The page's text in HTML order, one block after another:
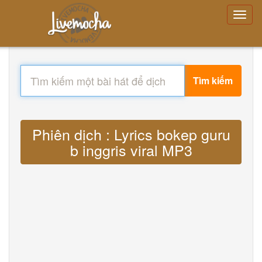
Tìm kiếm
Phiên dịch : Lyrics bokep guru
b inggris viral MP3